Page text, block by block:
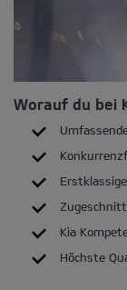
Worauf du bei
Kia
Höchste